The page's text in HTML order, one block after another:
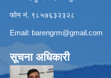
फोन नं. ९८५७६३२३२८
Email: barengrm@gmail.com
सूचना अधिकारी